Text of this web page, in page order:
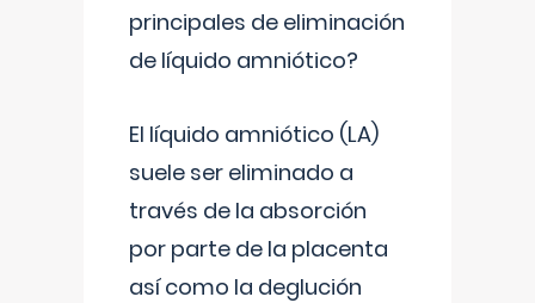
principales de eliminación
de líquido amniótico?
El líquido amniótico (LA)
suele ser eliminado a
través de la absorción
por parte de la placenta
así como la deglución